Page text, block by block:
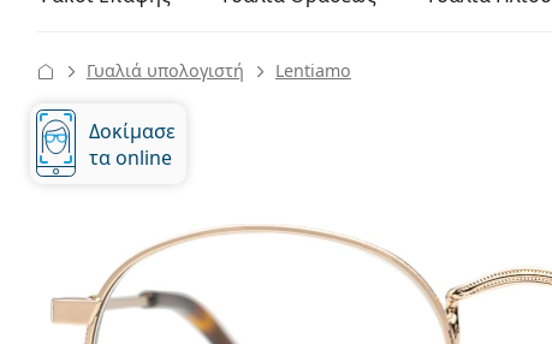
Γυαλιά υπολογιστή Lentiamo
Δοκίμασε
τα online